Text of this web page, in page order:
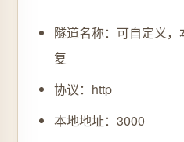
隧道名称：可自定义
复
协议：http
本地地址：3000